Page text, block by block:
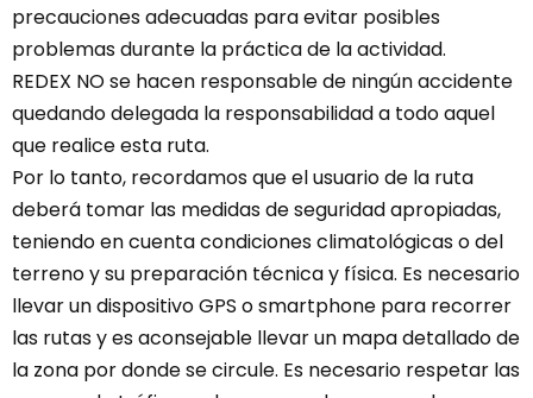
precauciones adecuadas para evitar posibles
problemas durante la práctica de la actividad.
REDEX NO se hacen responsable de ningún accidente
quedando delegada la responsabilidad a todo aquel
que realice esta ruta.
Por lo tanto, recordamos que el usuario de la ruta
deberá tomar las medidas de seguridad apropiadas,
teniendo en cuenta condiciones climatológicas o del
terreno y su preparación técnica y física. Es necesario
llevar un dispositivo GPS o smartphone para recorrer
las rutas y es aconsejable llevar un mapa detallado de
la zona por donde se circule. Es necesario respetar las